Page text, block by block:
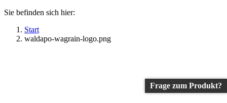
Sie befinden sich hier:
Start
waldapo-wagrain-logo.png
Frage zum Produkt?